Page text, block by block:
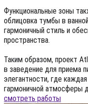
Функциональные зоны
облицовка тумбы в
гармоничный стиль и
пространства.
Таким образом, проект
в заведение для приема
элегантности, где
гармоничной атмосферы
смотреть работы